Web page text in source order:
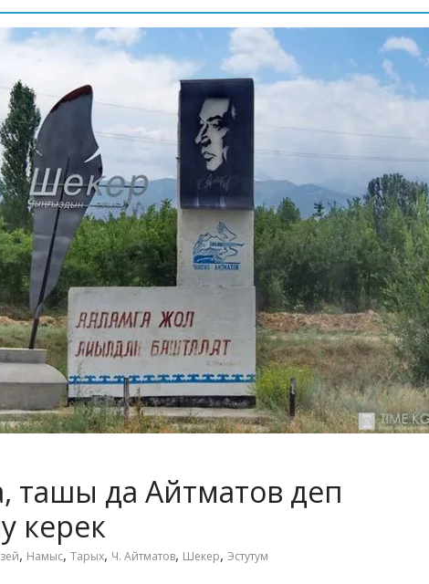
ташы да Айтматов деп
керек
, Намыс, Тарых, Ч. Айтматов, Шекер, Эстутум